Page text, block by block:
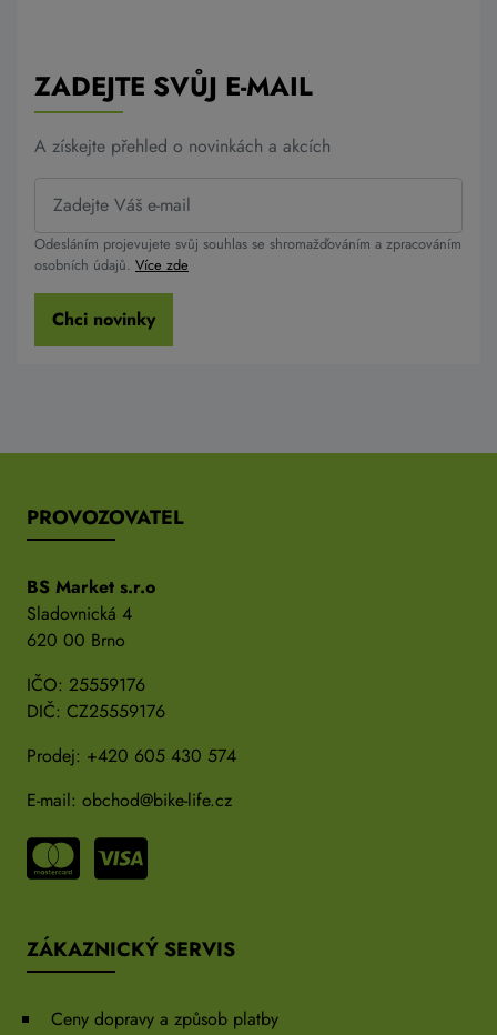
ZADEJTE SVŮJ E-MAIL
A získejte přehled o novinkách a akcích
Odesláním projevujete svůj souhlas se shromažďováním a zpracováním
osobních údajů. Více zde
Chci novinky
PROVOZOVATEL
BS Market s.r.o
Sladovnická 4
620 00 Brno
IČO: 25559176
DIČ: CZ25559176
Prodej: +420 605 430 574
E-mail: obchod@bike-life.cz
ZÁKAZNICKÝ SERVIS
Ceny dopravy a způsob platby